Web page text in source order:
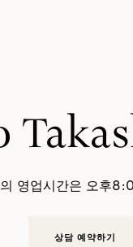
영업시간은 오후
상담 예약하기